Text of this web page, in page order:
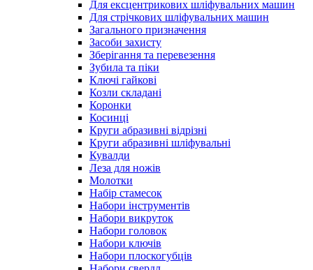
Для ексцентрикових шліфувальних машин
Для стрічкових шліфувальних машин
Загального призначення
Засоби захисту
Зберігання та перевезення
Зубила та піки
Ключі гайкові
Козли складані
Коронки
Косинці
Круги абразивні відрізні
Круги абразивні шліфувальні
Кувалди
Леза для ножів
Молотки
Набір стамесок
Набори інструментів
Набори викруток
Набори головок
Набори ключів
Набори плоскогубців